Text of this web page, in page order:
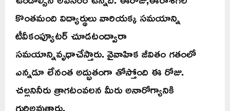
కొంతమంది విద్యార్థులు వారియక్క సమయాన్ని
టీవీకంప్యూటర్ చూడటంద్వారా
సమయాన్నివృధాచేస్తారు. వైవాహిక జీవితం గతంలో
ఎన్నడూ లేనంత అద్భుతంగా తోస్తోంది ఈ రోజు.
చల్లనినీరు త్రాగటంవలన మీరు అనారోగ్యానికి